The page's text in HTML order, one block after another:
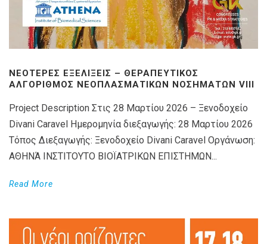
ΝΕΌΤΕΡΕΣ ΕΞΕΛΊΞΕΙΣ – ΘΕΡΑΠΕΥΤΙΚΌΣ
ΑΛΓΌΡΙΘΜΟΣ ΝΕΟΠΛΑΣΜΑΤΙΚΏΝ ΝΟΣΗΜΆΤΩΝ VIIΙ
Project Description Στις 28 Μαρτίου 2026 – Ξενοδοχείο
Divani Caravel Ημερομηνία διεξαγωγής: 28 Μαρτίου 2026
Τόπος Διεξαγωγής: Ξενοδοχείο Divani Caravel Οργάνωση:
ΑΘΗΝΆ ΙΝΣΤΙΤΟΥΤΟ ΒΙΟΪΑΤΡΙΚΩΝ ΕΠΙΣΤΗΜΩΝ...
Read More